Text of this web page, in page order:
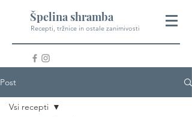
Špelina shramba
Recepti, tržnice in ostale zanimivosti
Post
Vsi recepti